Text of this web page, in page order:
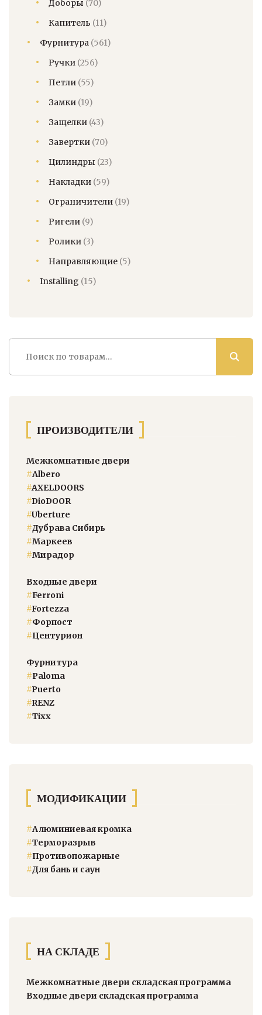
Доборы (70)
Капитель (11)
Фурнитура (561)
Ручки (256)
Петли (55)
Замки (19)
Защелки (43)
Завертки (70)
Цилиндры (23)
Накладки (59)
Ограничители (19)
Ригели (9)
Ролики (3)
Направляющие (5)
Installing (15)
Искать:
ПРОИЗВОДИТЕЛИ
Межкомнатные двери
#Albero
#AXELDOORS
#DioDOOR
#Uberture
#Дубрава Сибирь
#Маркеев
#Мирадор
Входные двери
#Ferroni
#Fortezza
#Форпост
#Центурион
Фурнитура
#Paloma
#Puerto
#RENZ
#Тixx
МОДИФИКАЦИИ
#Алюминиевая кромка
#Терморазрыв
#Противопожарные
#Для бань и саун
НА СКЛАДЕ
Межкомнатные двери складская программа
Входные двери складская программа